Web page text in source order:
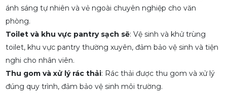
ánh sáng tự nhiên và vẻ ngoài chuyên nghiệp cho văn
phòng.
Toilet và khu vực pantry sạch sẽ: Vệ sinh và khử trùng
toilet, khu vực pantry thường xuyên, đảm bảo vệ sinh và tiện
nghi cho nhân viên.
Thu gom và xử lý rác thải: Rác thải được thu gom và xử lý
đúng quy trình, đảm bảo vệ sinh môi trường.